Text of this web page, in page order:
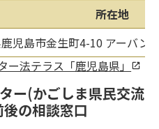
所在地
児島市金生町4-10 アーバン
ー法テラス「鹿児島県」
ー(かごしま県民交流
の相談窓口